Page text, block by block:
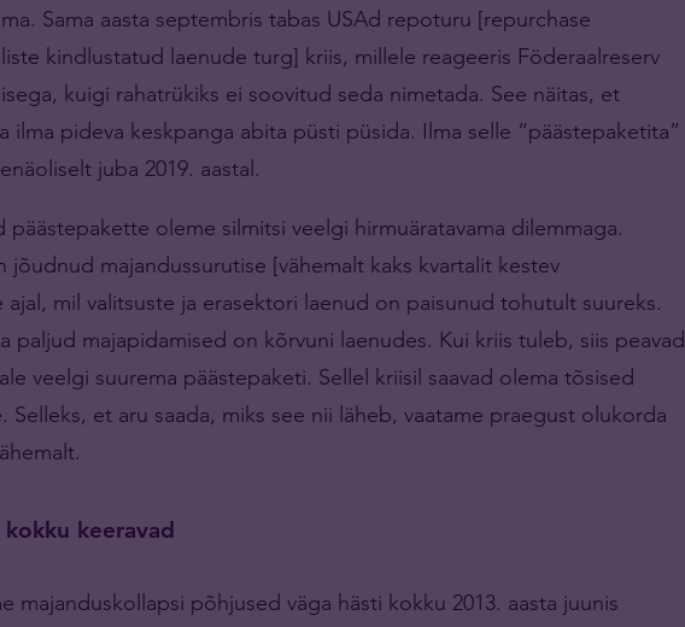
Sama aasta septembris tabas USAd repoturu [repurchase
kindlustatud laenude turg] kriis, millele reageeris Föderaalreserv
kuigi rahatrükiks ei soovitud seda nimetada. See näitas, et
ilma pideva keskpanga abita püsti püsida. Ilma selle “päästepaketita”
juba 2019. aastal.
päästepakette oleme silmitsi veelgi hirmuäratavama dilemmaga.
jõudnud majandussurutise [vähemalt kaks kvartalit kestev
ajal, mil valitsuste ja erasektori laenud on paisunud tohutult suureks.
paljud majapidamised on kõrvuni laenudes. Kui kriis tuleb, siis peavad
veelgi suurema päästepaketi. Sellel kriisil saavad olema tõsised
et aru saada, miks see nii läheb, vaatame praegust olukorda
keeravad
majanduskollapsi põhjused väga hästi kokku 2013. aasta juunis